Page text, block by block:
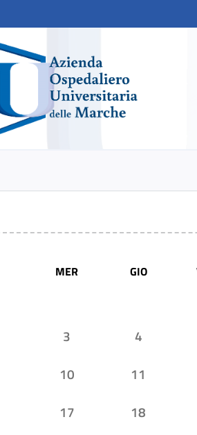
MER GIO
3 4
10 11
17 18